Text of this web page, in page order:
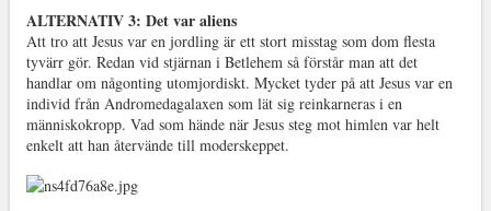
ALTERNATIV 3: Det var aliens
Att tro att Jesus var en jordling är ett stort misstag som dom flesta
tyvärr gör. Redan vid stjärnan i Betlehem så förstår man att det
handlar om någonting utomjordiskt. Mycket tyder på att Jesus var en
individ från Andromedagalaxen som lät sig reinkarneras i en
människokropp. Vad som hände när Jesus steg mot himlen var helt
enkelt att han återvände till moderskeppet.